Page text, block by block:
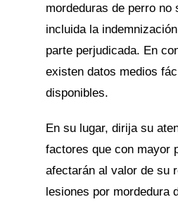
mordeduras de perro no
incluida la
parte perjudicada. En
existen datos medios
disponibles.
En su lugar, dirija su
factores que con mayor
afectarán al valor de su
lesiones por mordedura